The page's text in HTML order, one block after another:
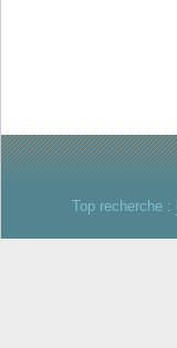
Top recherche :